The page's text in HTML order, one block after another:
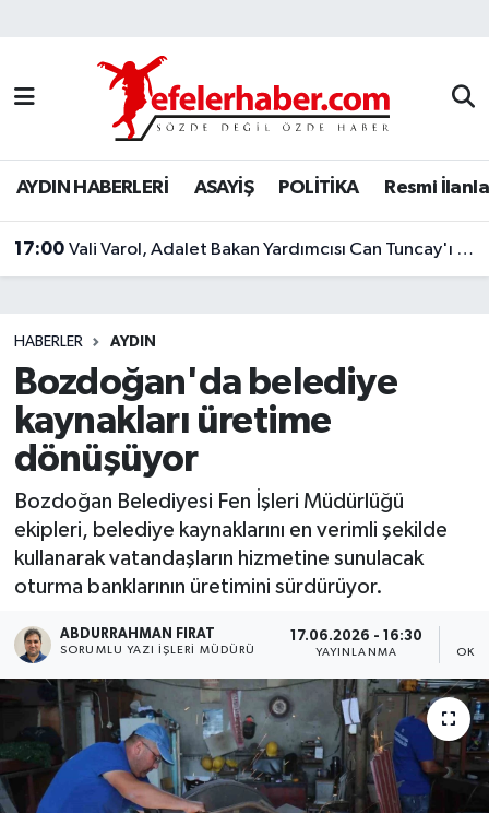
AYDIN HABERLERİ ASAYİŞ POLİTİKA Resmi
17:00 Vali Varol, Adalet Bakan Yardımcısı Can Tuncay'ı ağırladı
HABERLER AYDIN
Bozdoğan'da belediye
kaynakları üretime
dönüşüyor
Bozdoğan Belediyesi Fen İşleri Müdürlüğü
ekipleri, belediye kaynaklarını en verimli şekilde
kullanarak vatandaşların hizmetine sunulacak
oturma banklarının üretimini sürdürüyor.
ABDURRAHMAN FIRAT
SORUMLU YAZI İŞLERI MÜDÜRÜ
17.06.2026 - 16:30
YAYINLANMA
Nöbetçi Eczaneler
Hava Durumu
Aydin Namaz Vakitleri
Trafik Durumu
Son Dakika Haberleri
Haber Arşivi